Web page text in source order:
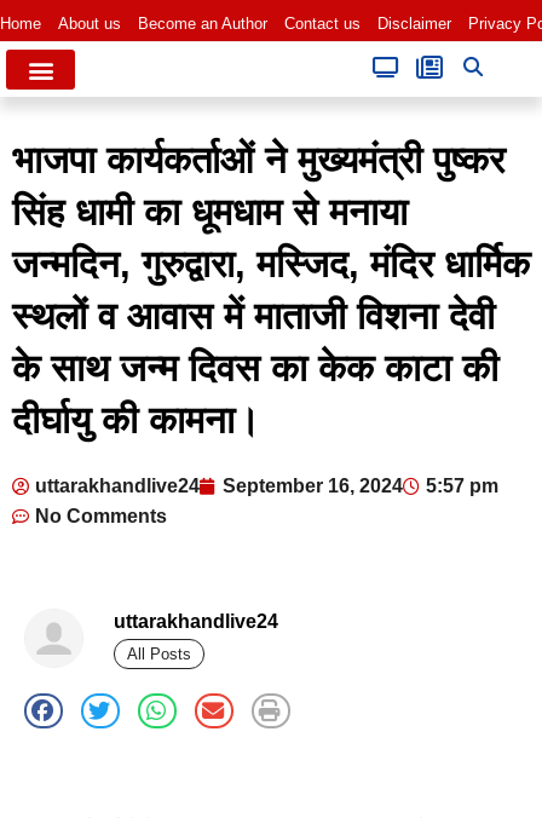
Home About us Become an Author Contact us Disclaimer Privacy
भाजपा कार्यकर्ताओं ने मुख्यमंत्री पुष्कर
सिंह धामी का धूमधाम से मनाया
जन्मदिन, गुरुद्वारा, मस्जिद, मंदिर धार्मिक
स्थलों व आवास में माताजी विशना देवी
के साथ जन्म दिवस का केक काटा की
दीर्घायु की कामना।
uttarakhandlive24 September 16, 2024
5:57 pm
No Comments
uttarakhandlive24
All Posts